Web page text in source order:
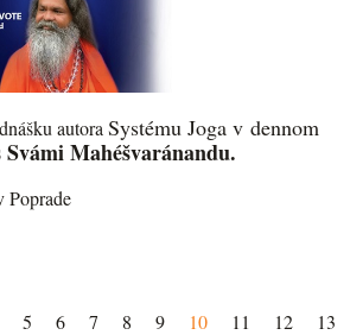
autora Systému Joga v dennom
Mahéšvaránandu.
Poprade
5 6 7 8 9 10 11 12 13